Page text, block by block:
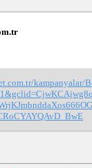
kampanyalar/